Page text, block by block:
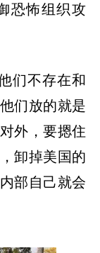
恐怖组织攻
们不存在和
们放的就是
外，要摁住
卸掉美国的
部自己就会